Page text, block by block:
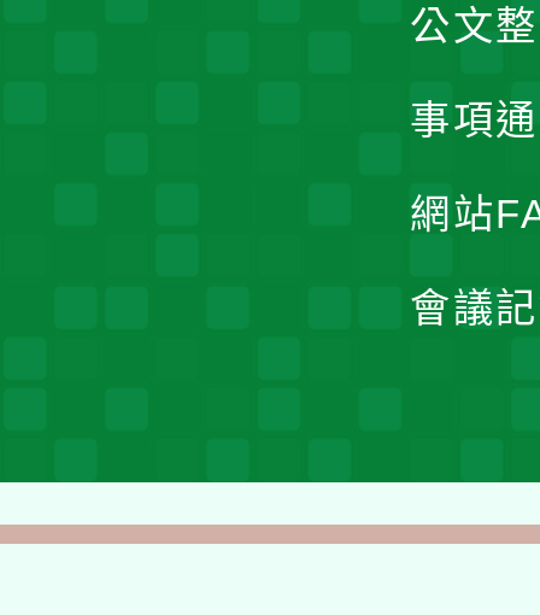
公文
事項
網站
會議